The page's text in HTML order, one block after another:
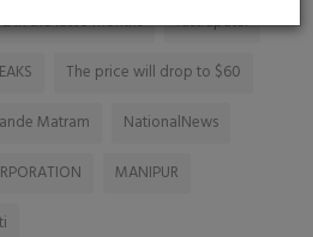
in the last 3 months
rastrapatei
The price will drop to $60
Matram
NationalNews
MANIPUR